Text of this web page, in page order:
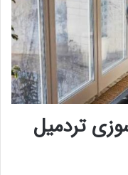
تردمیل